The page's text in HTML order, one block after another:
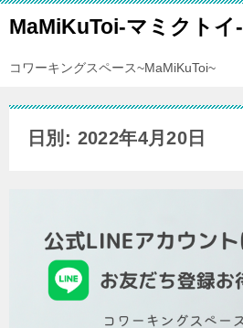
MaMiKuToi-マミクトイ-
コワーキングスペース~MaMiKuToi~
日別: 2022年4月20日